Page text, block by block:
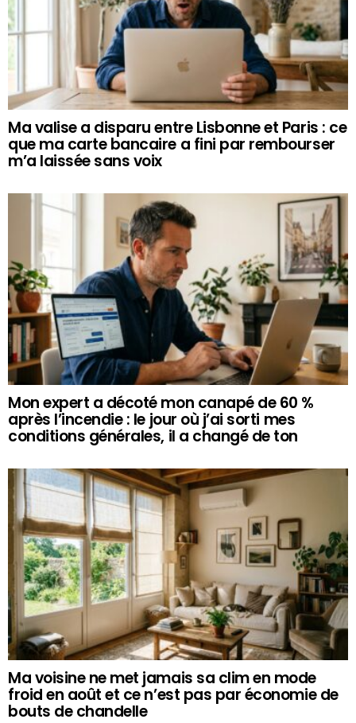
Ma valise a disparu entre Lisbonne et Paris : ce
que ma carte bancaire a fini par rembourser
m’a laissée sans voix
Mon expert a décoté mon canapé de 60 %
après l’incendie : le jour où j’ai sorti mes
conditions générales, il a changé de ton
Ma voisine ne met jamais sa clim en mode
froid en août et ce n’est pas par économie de
bouts de chandelle